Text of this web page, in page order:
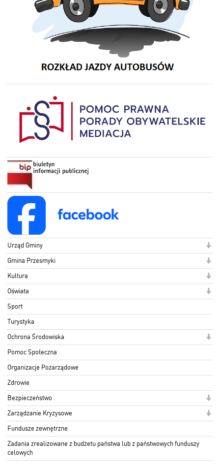
Urząd Gminy
Gmina Przesmyki
Kultura
Oświata
Sport
Turystyka
Ochrona Środowiska
Pomoc Społeczna
Organizacje Pozarządowe
Zdrowie
Bezpieczeństwo
Zarządzanie Kryzysowe
Fundusze zewnętrzne
Zadania zrealizowane z budżetu państwa lub z państwowych funduszy
celowych